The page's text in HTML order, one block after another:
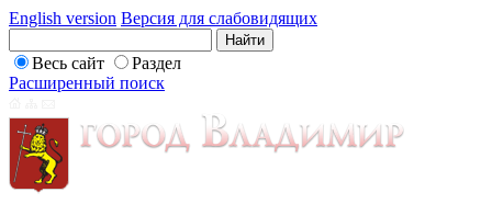
English version Версия для слабовидящих
Весь сайт
Раздел
Расширенный поиск